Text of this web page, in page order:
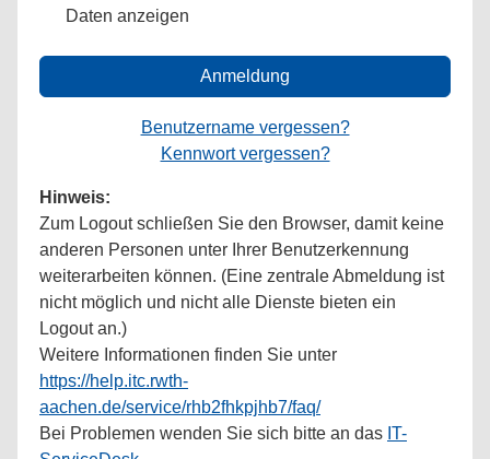
Daten anzeigen
Anmeldung
Benutzername vergessen?
Kennwort vergessen?
Hinweis:
Zum Logout schließen Sie den Browser, damit keine
anderen Personen unter Ihrer Benutzerkennung
weiterarbeiten können. (Eine zentrale Abmeldung ist
nicht möglich und nicht alle Dienste bieten ein
Logout an.)
Weitere Informationen finden Sie unter
https://help.itc.rwth-
aachen.de/service/rhb2fhkpjhb7/faq/
Bei Problemen wenden Sie sich bitte an das IT-